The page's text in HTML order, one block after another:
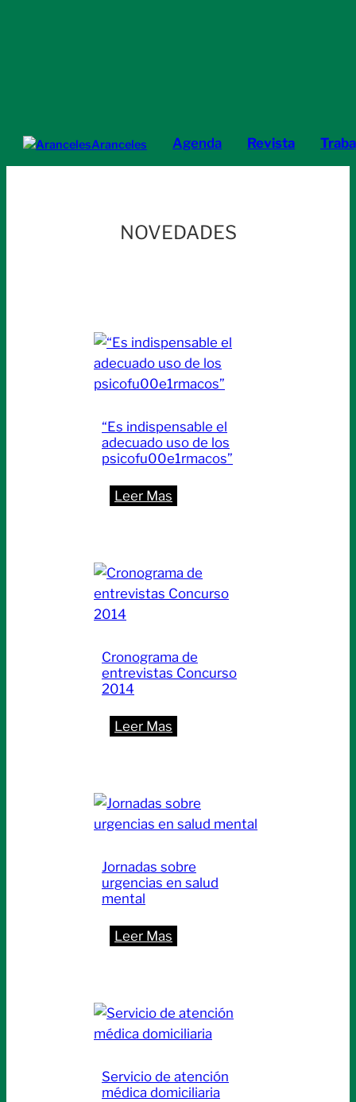
Aranceles Agenda Revista
NOVEDADES
“Es indispensable el
adecuado uso de los
psicofu00e1rmacos”
Leer Mas
adecuado
uso
psicofu00e1rmacos”
Cronograma de
entrevistas Concurso
2014
Leer Mas
Concurso
2014
Jornadas sobre
urgencias en salud
mental
Leer Mas
en
salud
Servicio de atención
médica domiciliaria